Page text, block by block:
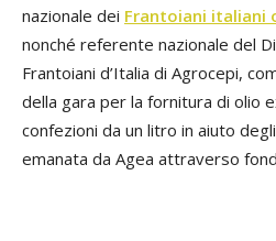
nazionale dei Frantoiani italiani
nonché referente nazionale del
Frantoiani d’Italia di Agrocepi,
della gara per la fornitura di olio
confezioni da un litro in aiuto
emanata da Agea attraverso